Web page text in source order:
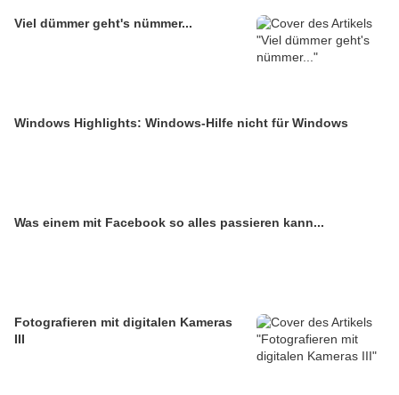
Viel dümmer geht's nümmer...
Windows Highlights: Windows-Hilfe nicht für Windows
Was einem mit Facebook so alles passieren kann...
Fotografieren mit digitalen Kameras
III